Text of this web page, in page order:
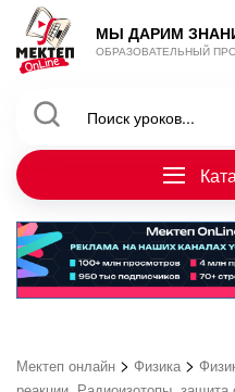
МЫ ДАРИМ
ОБРАЗОВАТЕЛЬНЫЙ
Мектеп онлайн > Физика >